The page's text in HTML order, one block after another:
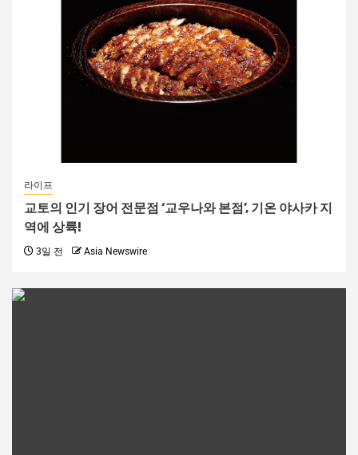
라이프
교토의 인기 장어 전문점 ‘교우나와 본점’, 기온 야사카 지
역에 상륙!
3일 전 Asia Newswire